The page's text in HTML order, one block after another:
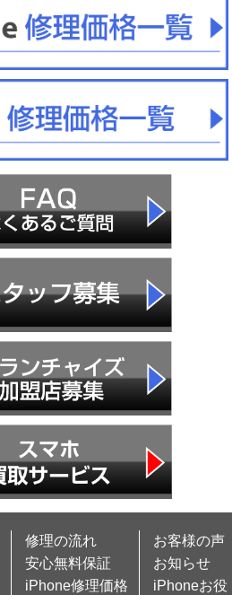
修理の流れ
安心無料保証
iPhone修理価格
お客様の声
お知らせ
iPhoneお役